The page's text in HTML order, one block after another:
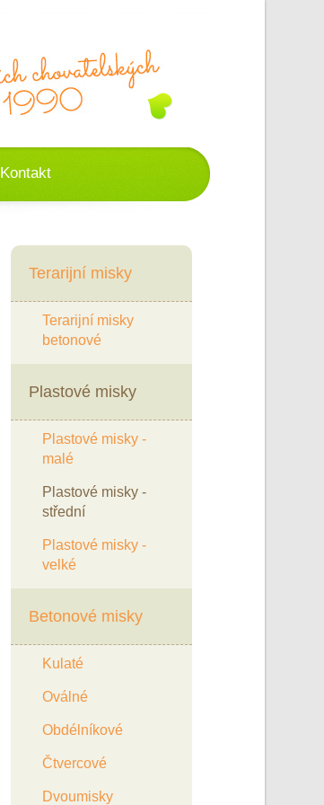
Kontakt
Terarijní misky
Terarijní misky
betonové
Plastové misky
Plastové misky -
malé
Plastové misky -
střední
Plastové misky -
velké
Betonové misky
Kulaté
Oválné
Obdélníkové
Čtvercové
Dvoumisky